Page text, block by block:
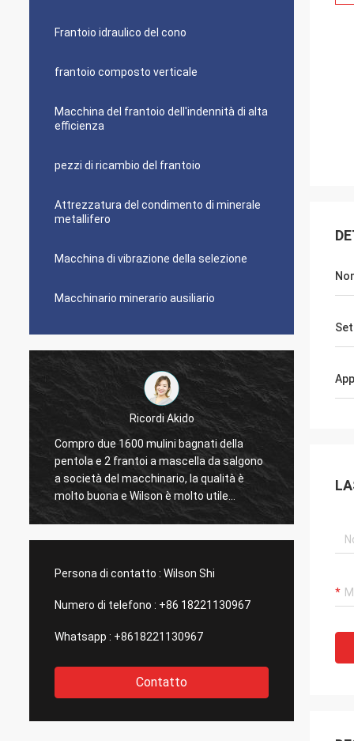
Frantoio idraulico del cono
frantoio composto verticale
Macchina del frantoio dell'indennità di alta
efficienza
pezzi di ricambio del frantoio
Attrezzatura del condimento di minerale
metallifero
Macchina di vibrazione della selezione
Macchinario minerario ausiliario
bagnati della
mascella da salgono
la qualità è
è molto utile
il supporto
Jose Anthony
Sale alla società mi ha fornito il buon
servizio di dopo-vendita dopo
della loro pianta di condimento del
minerale metallifero dell'oro, quella è
importante me, considererà di
Persona di contatto : Wilson Shi
Numero di telefono : +86 18221130967
Whatsapp : +8618221130967
Contatto